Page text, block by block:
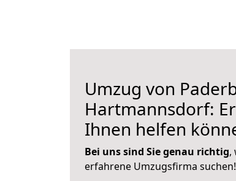
Umzug von
Hartmannsdorf:
Ihnen helfen
Bei uns sind Sie genau richtig,
erfahrene Umzugsfirma suchen!